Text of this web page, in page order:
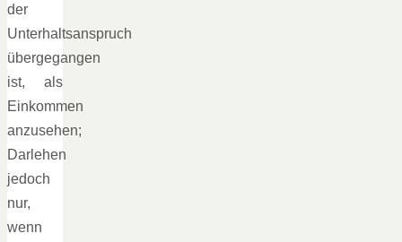
der
Unterhaltsanspruch
übergegangen
ist, als
Einkommen
anzusehen;
Darlehen
jedoch
nur,
wenn